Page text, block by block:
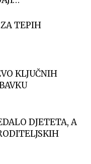
ZA TEPIH
KLJUČNIH
DJETETA, A